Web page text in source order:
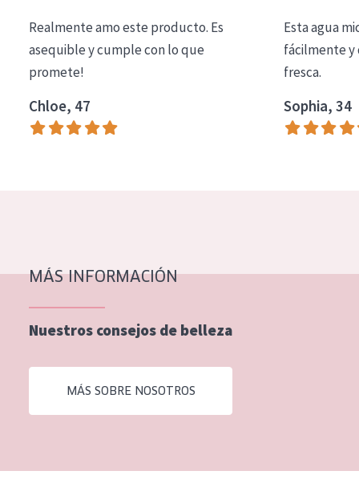
Todas las edades
Edad: de 35 a 55
Piel madura
Realmente amo este producto. Es
asequible y cumple con lo que
promete!
Chloe, 47
Esta agua
fácilmente y
fresca.
Sophia, 34
MÁS INFORMACIÓN
Nuestros consejos de belleza
MÁS SOBRE NOSOTROS